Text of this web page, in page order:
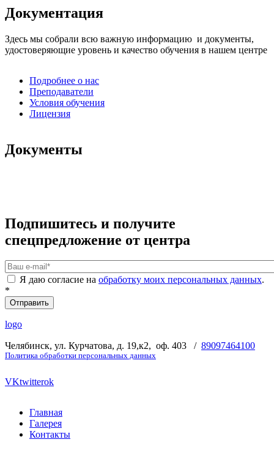
Документация
Здесь мы собрали всю важную информацию и документы,
удостоверяющие уровень и качество обучения в нашем центре
Подробнее о нас
Преподаватели
Условия обучения
Лицензия
Документы
Подпишитесь и получите
спецпредложение от центра
Ваш e-mail
Я даю согласие на обработку моих персональных данных.
*
logo
Челябинск, ул. Курчатова, д. 19,к2, оф. 403 / 89097464100
Политика обработки персональных данных
VKtwitterok
Главная
Галерея
Контакты